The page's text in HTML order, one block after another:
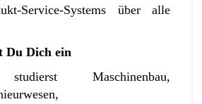
Service-Systems über alle
Du Dich ein
Maschinenbau,